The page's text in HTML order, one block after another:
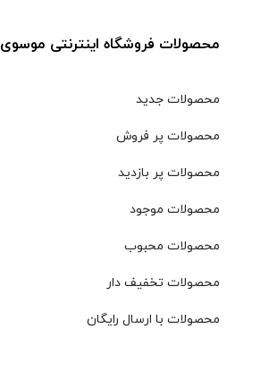
محصولات فروشگاه اینترنتی موسوی
محصولات جدید
محصولات پر فروش
محصولات پر بازدید
محصولات موجود
محصولات محبوب
محصولات تخفیف دار
محصولات با ارسال رایگان